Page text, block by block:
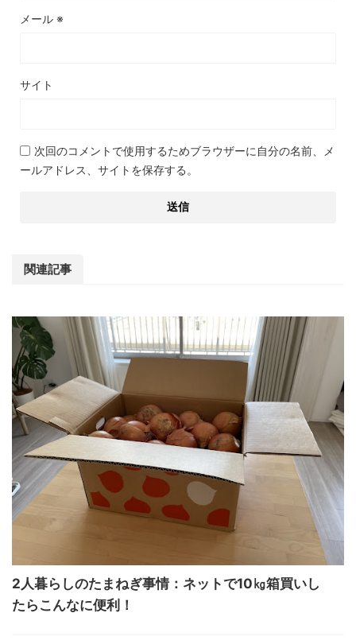
メール ※
サイト
次回のコメントで使用するためブラウザーに自分の名前、メ
ールアドレス、サイトを保存する。
関連記事
2人暮らしのたまねぎ事情：ネットで10㎏箱買いし
たらこんなに便利！